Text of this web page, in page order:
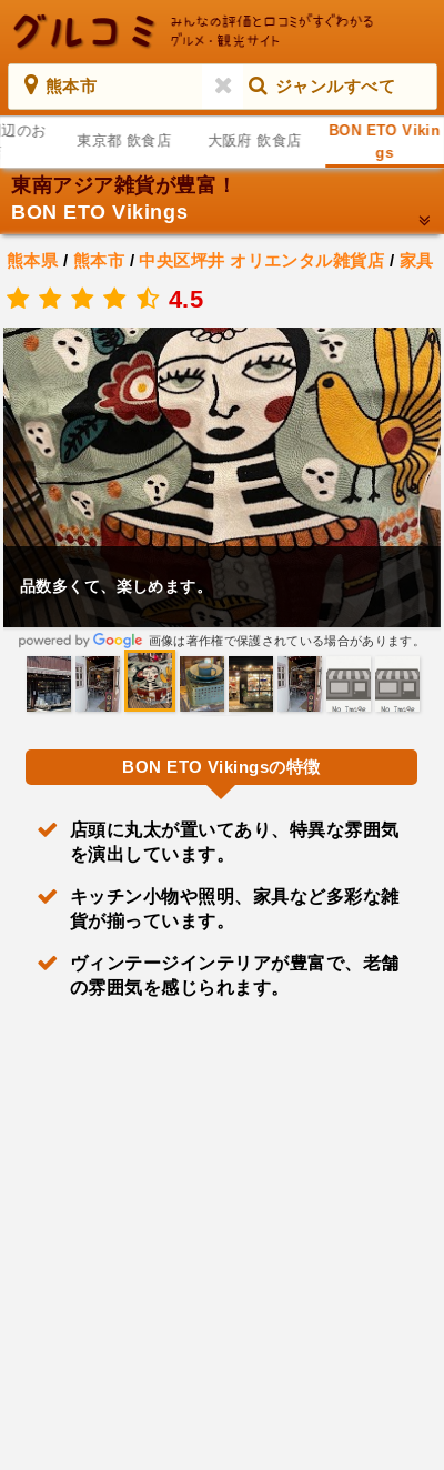
熊本市 ジャンルすべて
のお
東京都 飲食店 大阪府 飲食店
BON ETO Vikin
gs
東南アジア雑貨が豊富！
BON ETO Vikings
熊本県 / 熊本市 /中央区坪井 オリエンタル雑貨店 / 家具
.
4.5
品数多くて、楽しめます。
画像は著作権で保護されている場合があります。
BON ETO Vikingsの特徴
店頭に丸太が置いてあり、特異な雰囲気
を演出しています。
キッチン小物や照明、家具など多彩な雑
貨が揃っています。
ヴィンテージインテリアが豊富で、老舗
の雰囲気を感じられます。